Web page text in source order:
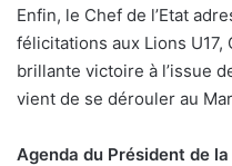
Enfin, le Chef de l’Etat
félicitations aux Lions U17,
brillante victoire à l’issue
vient de se dérouler au
Agenda du Président de